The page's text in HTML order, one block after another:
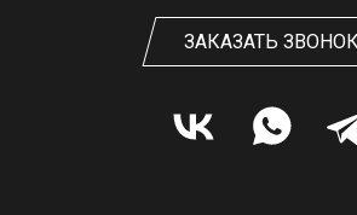
ЗАКАЗАТЬ ЗВОНОК